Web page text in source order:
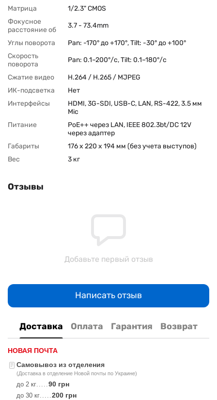
Матрица
1/2.3" CMOS
Фокусное
расстояние об
3.7 - 73.4mm
Углы поворота
Pan: -170° до +170°, Tilt: -30° до +100°
Скорость
поворота
Pan: 0.1–200°/с, Tilt: 0.1–180°/с
Сжатие видео
H.264 / H.265 / MJPEG
ИК-подсветка
Нет
Интерфейсы
HDMI, 3G-SDI, USB-C, LAN, RS-422, 3.5 мм
Mic
Питание
PoE++ через LAN, IEEE 802.3bt/DC 12V
через адаптер
Габариты
176 x 220 x 194 мм (без учета выступов)
Вес
3 кг
Отзывы
Добавьте первый отзыв
Написать отзыв
Доставка Оплата Гарантия Возврат
НОВАЯ ПОЧТА
Самовывоз из отделения
(Доставка в отделение Новой почты по Украине)
до 2 кг 90 грн
до 30 кг 200 грн